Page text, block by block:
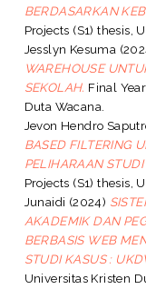
BERDASARKAN
Projects (S1) thesis,
Jesslyn Kesuma
WAREHOUSE
SEKOLAH. Final
Duta Wacana.
Jevon Hendro
BASED FILTERING
PELIHARAAN
Projects (S1) thesis,
Junaidi (2024)
AKADEMIK DAN
BERBASIS WEB
STUDI KASUS :
Universitas Kristen